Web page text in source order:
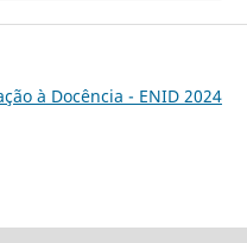
à Docência - ENID 2024